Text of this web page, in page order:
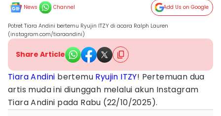
News Channel Add Us on Google
Potret Tiara Andini bertemu Ryujin ITZY di acara Ralph Lauren
(instagram.com/tiaraandini)
Share Article
Tiara Andini bertemu Ryujin ITZY! Pertemuan dua
artis muda ini diunggah melalui akun Instagram
Tiara Andini pada Rabu (22/10/2025).